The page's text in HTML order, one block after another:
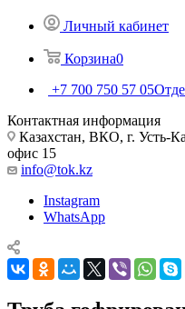
Личный кабинет
Корзина0
+7 700 750 57 05
Контактная информация
Казахстан, ВКО, г. Усть-
офис 15
info@tok.kz
Instagram
WhatsApp